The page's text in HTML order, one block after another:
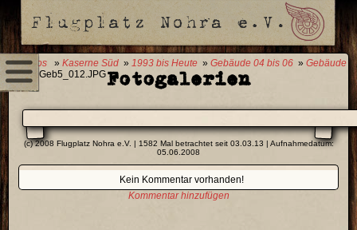
0 Fotos » Kaserne Süd » 1993 bis Heute » Gebäude 04 bis 06 » Gebäude
05» Geb5_012.JPGFotogalerien
(c) 2008 Flugplatz Nohra e.V. | 1582 Mal betrachtet seit 03.03.13 | Aufnahmedatum:
05.06.2008
Kein Kommentar vorhanden!
Kommentar hinzufügen